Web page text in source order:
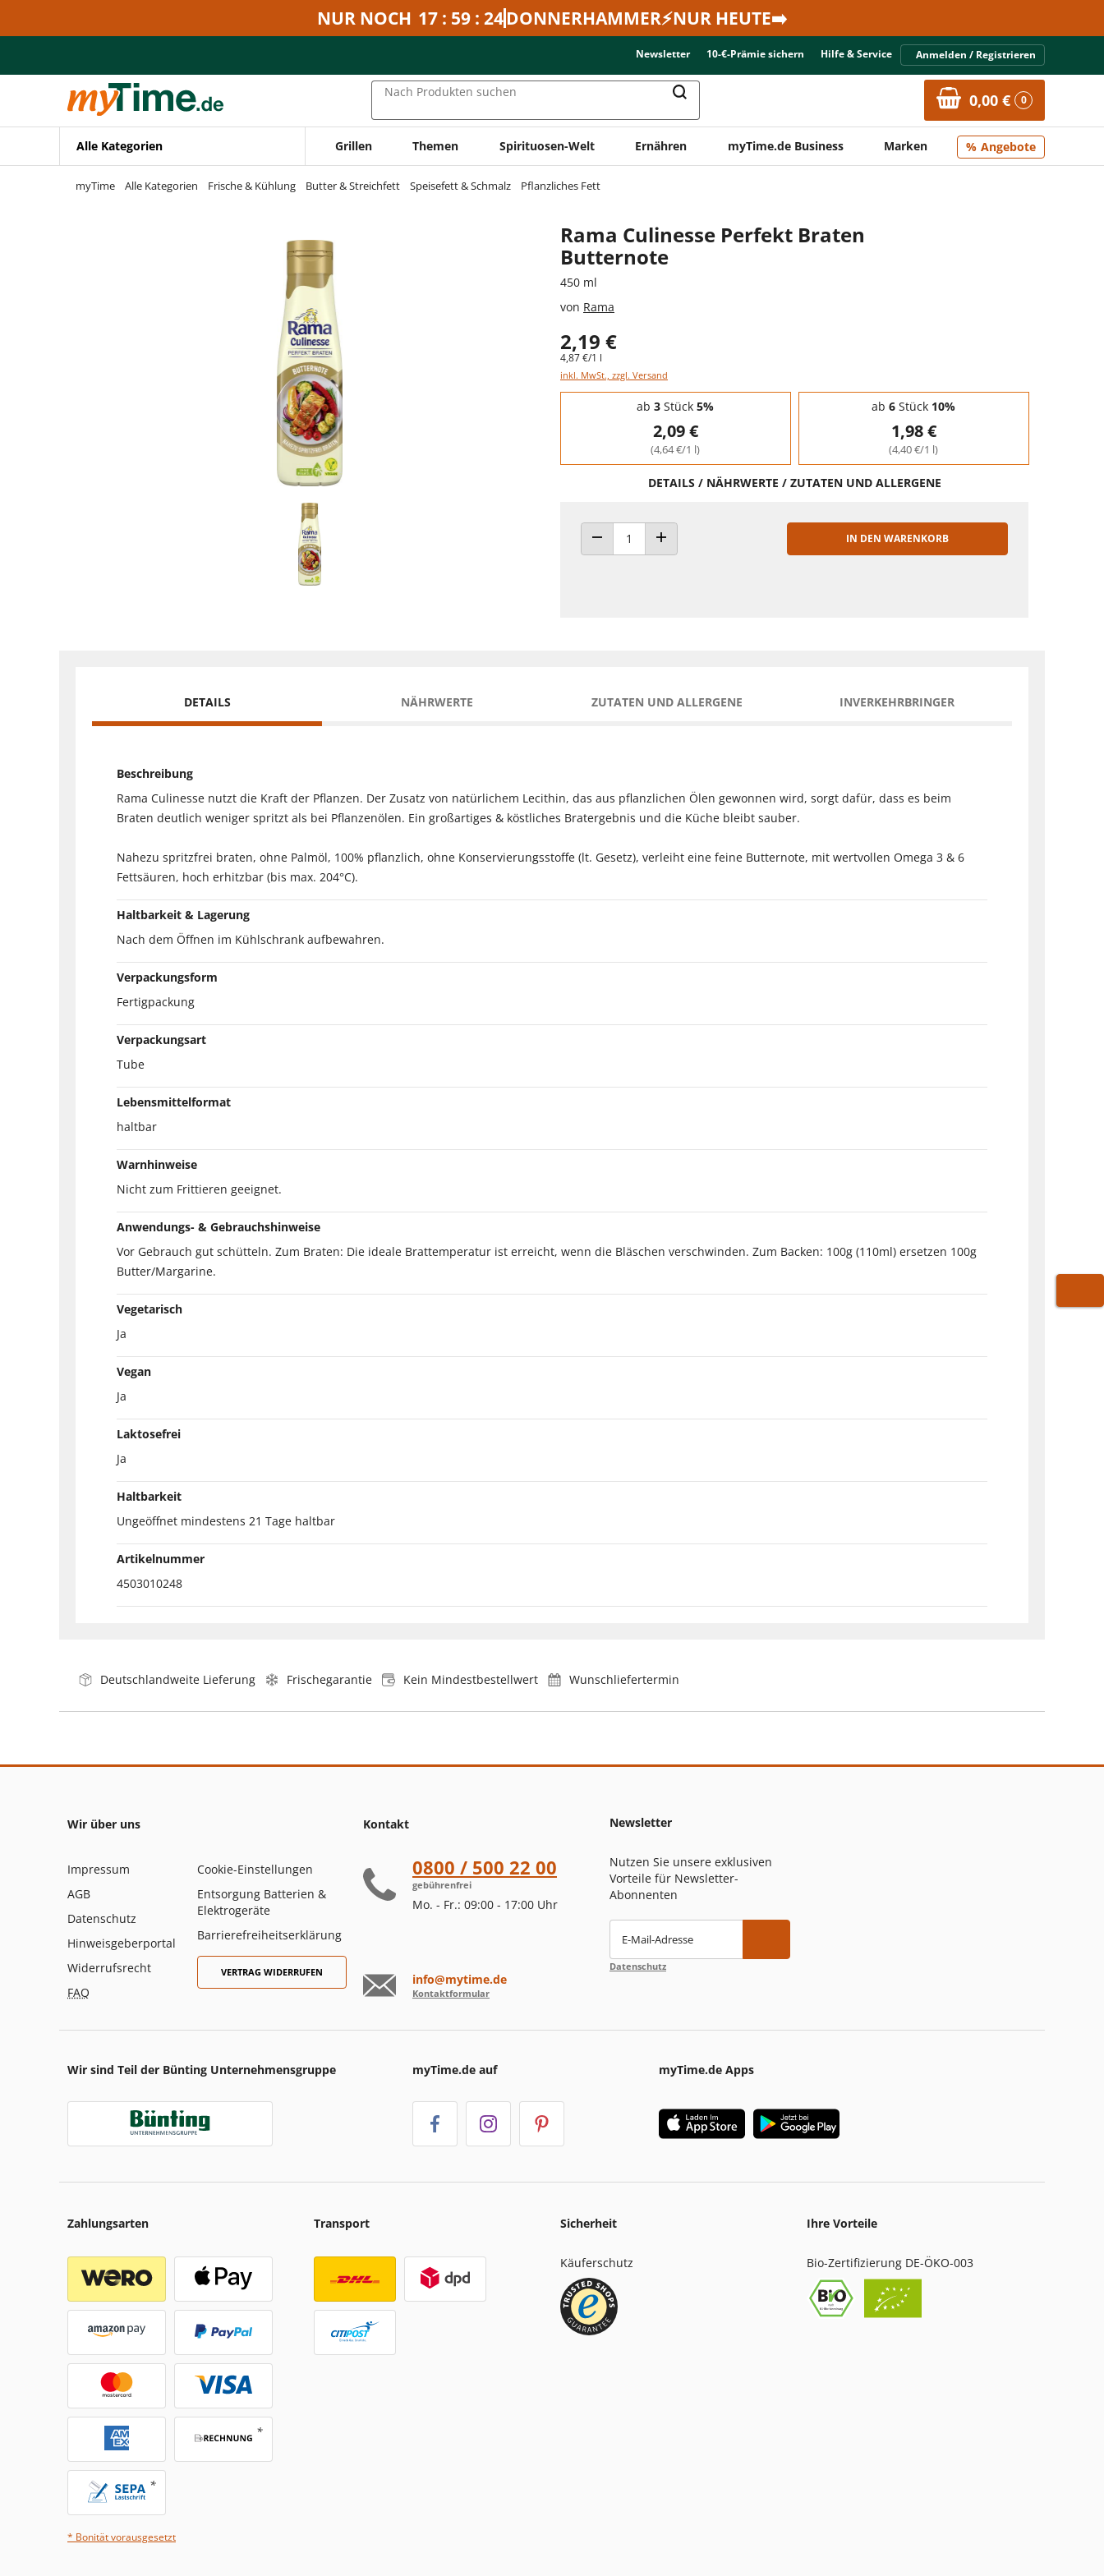
Zur Navigation springen
NUR NOCH 17 : 59 : 24DONNERHAMMER⚡NUR HEUTE➡️
Newsletter 10-€-Prämie sichern Hilfe & Service Anmelden / Registrieren
Nach Produkten suchen 0,00 € 0
Alle Kategorien Grillen Themen Spirituosen-Welt Ernähren myTime.de Business Marken Angebote
myTime Alle Kategorien Frische & Kühlung Butter & Streichfett Speisefett & Schmalz Pflanzliches Fett
Rama Culinesse Perfekt Braten
Butternote
450 ml
von Rama
2,19 €
4,87 €/1 l
inkl. MwSt., zzgl. Versand
Staffelpreise - Mengenrabatt
ab 3 Stück 5%
2,09 €
(4,64 €/1 l)
ab 6 Stück 10%
1,98 €
(4,40 €/1 l)
DETAILS / NÄHRWERTE / ZUTATEN UND ALLERGENE
ANZAHL VERRINGERNANZAHL ERHÖHEN
IN DEN WARENKORB
DETAILS NÄHRWERTE ZUTATEN UND ALLERGENE INVERKEHRBRINGER
Beschreibung
Rama Culinesse nutzt die Kraft der Pflanzen. Der Zusatz von natürlichem Lecithin, das aus pflanzlichen Ölen gewonnen wird, sorgt dafür, dass es beim
Braten deutlich weniger spritzt als bei Pflanzenölen. Ein großartiges & köstliches Bratergebnis und die Küche bleibt sauber.
Nahezu spritzfrei braten, ohne Palmöl, 100% pflanzlich, ohne Konservierungsstoffe (lt. Gesetz), verleiht eine feine Butternote, mit wertvollen Omega 3 & 6
Fettsäuren, hoch erhitzbar (bis max. 204°C).
Haltbarkeit & Lagerung
Nach dem Öffnen im Kühlschrank aufbewahren.
Verpackungsform
Fertigpackung
Verpackungsart
Tube
Lebensmittelformat
haltbar
Warnhinweise
Nicht zum Frittieren geeignet.
Anwendungs- & Gebrauchshinweise
Vor Gebrauch gut schütteln. Zum Braten: Die ideale Brattemperatur ist erreicht, wenn die Bläschen verschwinden. Zum Backen: 100g (110ml) ersetzen 100g
Butter/Margarine.
Vegetarisch
Ja
Vegan
Ja
Laktosefrei
Ja
Haltbarkeit
Ungeöffnet mindestens 21 Tage haltbar
Artikelnummer
4503010248
Deutschlandweite Lieferung Frischegarantie Kein Mindestbestellwert Wunschliefertermin
Wir über uns
Impressum
AGB
Datenschutz
Hinweisgeberportal
Widerrufsrecht
FAQ
Cookie-Einstellungen
Entsorgung Batterien &
Elektrogeräte
Barrierefreiheitserklärung
VERTRAG WIDERRUFEN
Kontakt
0800 / 500 22 00
gebührenfrei
Mo. - Fr.: 09:00 - 17:00 Uhr
info@mytime.de
Kontaktformular
Newsletter
Nutzen Sie unsere exklusiven
Vorteile für Newsletter-
Abonnenten
E-Mail-Adresse
Datenschutz
Wir sind Teil der Bünting Unternehmensgruppe myTime.de auf myTime.de Apps
Zahlungsarten
* Bonität vorausgesetzt
Transport Sicherheit
Käuferschutz
Ihre Vorteile
Bio-Zertifizierung DE-ÖKO-003